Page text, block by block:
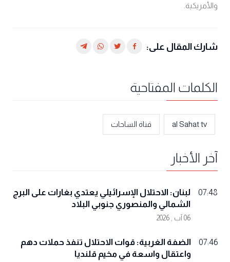
والأمريكية.
شارك المقال على:
الكلمات المفتاحية
al Sahat tv قناة الساحات
آخر الأخبار
07:48
لبنان: الاحتلال الإسرائيلي يعتدي بغارات على البرج
الشمالي والمنصوري جنوبي البلاد
06 آب , 2026
07:46
الضفة الغربية: قوات الاحتلال تنفذ حملات دهم
واعتقال واسعة في مخيم قلنديا